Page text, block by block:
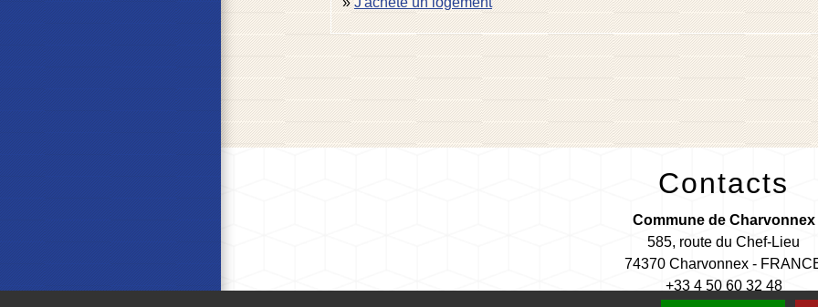
Contacts
Commune de Charvonnex
585, route du Chef-Lieu
74370 Charvonnex -
+33 4 50 60 32 48